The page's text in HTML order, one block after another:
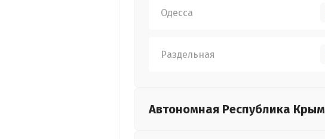
Одесса
Раздельная
Автономная Республика Крым